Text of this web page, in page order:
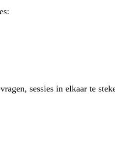
sessies in elkaar te